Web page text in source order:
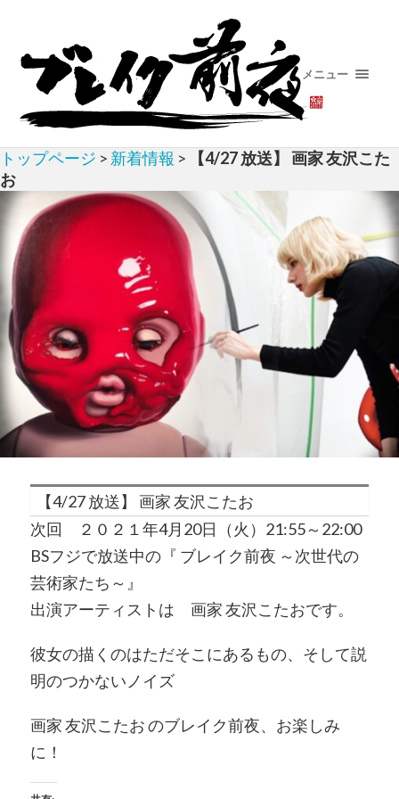
メニュー
トップページ > 新着情報 >
【4/27 放送】 画家 友沢こた
お
【4/27 放送】 画家 友沢こたお
次回 ２０２１年4月20日（火）21:55～22:00
BSフジで放送中の『 ブレイク前夜 ～次世代の
芸術家たち～』
出演アーティストは 画家 友沢こたおです。
彼女の描くのはただそこにあるもの、そして説
明のつかないノイズ
画家 友沢こたお のブレイク前夜、お楽しみ
に！